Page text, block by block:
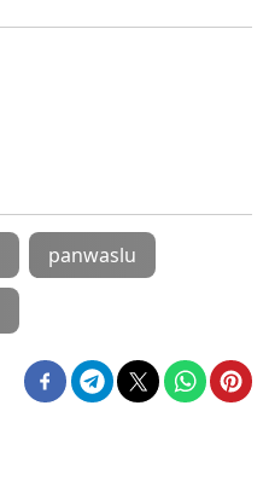
panwaslu